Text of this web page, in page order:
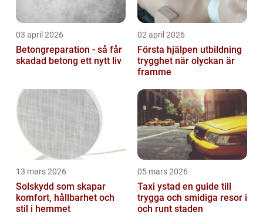
03 april 2026
Betongreparation - så får
skadad betong ett nytt liv
02 april 2026
Första hjälpen utbildning
trygghet när olyckan är
framme
13 mars 2026
Solskydd som skapar
komfort, hållbarhet och
stil i hemmet
05 mars 2026
Taxi ystad en guide till
trygga och smidiga resor i
och runt staden